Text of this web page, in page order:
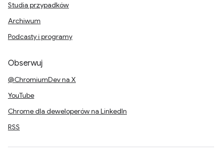
Studia przypadków
Archiwum
Podcasty i programy
Obserwuj
@ChromiumDev na X
YouTube
Chrome dla deweloperów na LinkedIn
RSS